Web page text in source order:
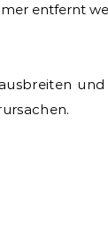
entfernt
und